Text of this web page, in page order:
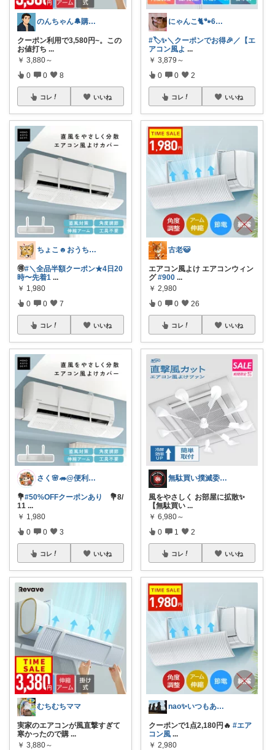
のんちゃん🔔購入感謝です✨
クーポン利用で3,580円~。この
お値打ち ...
￥ 3,880～
0 0 8
コレ いいね
ちょこ☻おうち時間充実🏠アイテム
🉐#＼全品半額クーポン★4日20
時〜先着1 ...
￥ 1,980
0 0 7
コレ いいね
さく🌸🦔@便利でかわいいを探す旅
💐#50%OFFクーポンあり
💐8/
11 ...
￥ 1,980
0 0 3
コレ いいね
むちむちママ
実家のエアコンが風直撃すぎて
寒かったので購 ...
￥ 3,880～
にゃんこ🐈🐾6日ｲｲﾈお休み🙏
#🏷️✨＼クーポンでお得🎉／【エ
アコン風よ ...
￥ 3,879～
0 0 2
コレ いいね
古老😺
エアコン風よけ エアコンウィン
グ#900 ...
￥ 2,980
0 0 26
コレ いいね
無駄買い撲滅委員長の50代＠楽天ガチ勢
風をやさしく お部屋に拡散✨ ​
【無駄買い ...
￥ 6,980～
0 1 2
コレ いいね
nao✨いつもありがとう😊
クーポンで1点2,180円🔥 #エア
コン風 ...
￥ 2,980